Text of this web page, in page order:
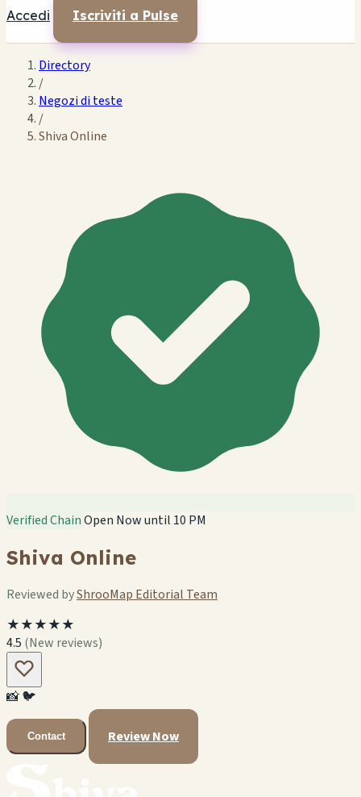
Accedi Iscriviti a Pulse
Directory
/
Negozi di teste
/
Shiva Online
Verified ChainOpen Now until 10 PM
Shiva Online
Reviewed byShrooMap Editorial Team
★★★★★
4.5 (New reviews)
📸🐦
Contact Review Now